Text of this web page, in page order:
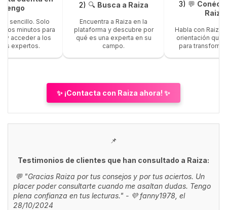
Wengo
y sencillo. Solo
minutos para
y acceder a los
expertos.
2) 🔍 Busca a Raiza
Encuentra a Raiza en la
plataforma y descubre por
qué es una experta en su
campo.
3) 💬
Raiza
Habla con Raiza
orientación que
para
✨ ¡Contacta con Raiza ahora! ✨
📌
Testimonios de clientes que han consultado a Raiza:
💬 "Gracias Raiza por tus consejos y por tus aciertos. Un
placer poder consultarte cuando me asaltan dudas. Tengo
plena confianza en tus lecturas." - 💜 fanny1978, el
28/10/2024